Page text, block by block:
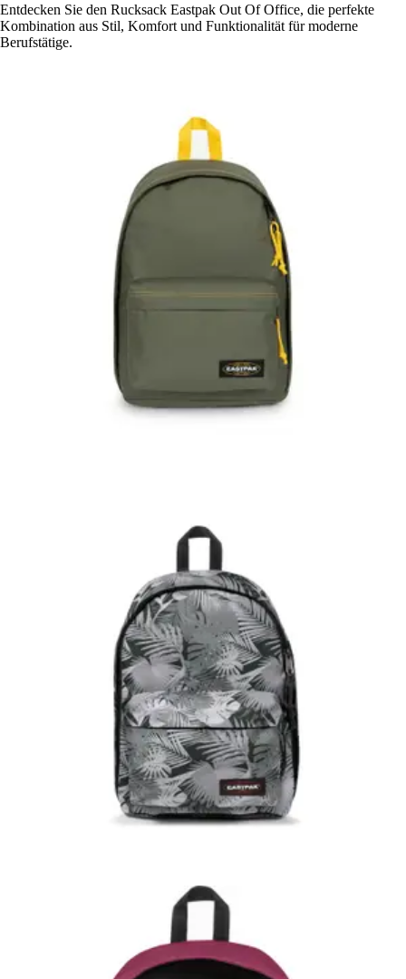
Entdecken Sie den Rucksack Eastpak Out Of Office, die perfekte
Kombination aus Stil, Komfort und Funktionalität für moderne
Berufstätige.